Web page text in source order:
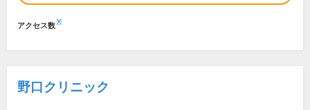
アクセス数※
野口クリニック